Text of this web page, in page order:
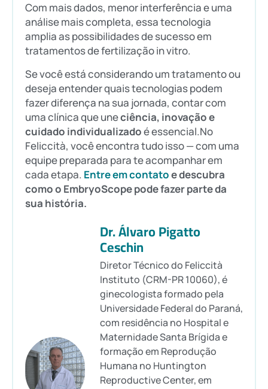
Com mais dados, menor interferência e uma
análise mais completa, essa tecnologia
amplia as possibilidades de sucesso em
tratamentos de fertilização in vitro.
Se você está considerando um tratamento ou
deseja entender quais tecnologias podem
fazer diferença na sua jornada, contar com
uma clínica que uneciência, inovação e
cuidado individualizadoé essencial.No
Feliccità, você encontra tudo isso — com uma
equipe preparada para te acompanhar em
cada etapa. Entre em contatoe descubra
como o EmbryoScope pode fazer parte da
sua história.
Dr. Álvaro Pigatto
Ceschin
Diretor Técnico do Feliccità
Instituto (CRM-PR 10060), é
ginecologista formado pela
Universidade Federal do Paraná,
com residência no Hospital e
Maternidade Santa Brígida e
formação em Reprodução
Humana no Huntington
Reproductive Center, em